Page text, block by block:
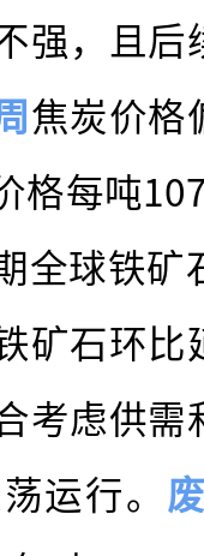
强，且
焦炭价格
格每吨
全球铁
矿石环
考虑供需
运行。